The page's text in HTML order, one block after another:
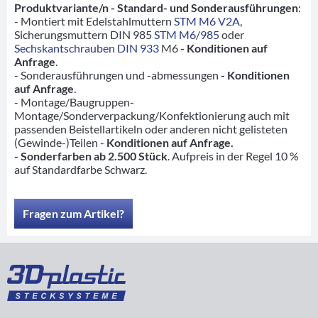
Produktvariante/n - Standard- und Sonderausführungen:
- Montiert mit Edelstahlmuttern STM M6 V2A
Sicherungsmuttern DIN 985 STM M6/985oder
Sechskantschrauben DIN 933 M6- Konditionen auf
Anfrage
- Sonderausführungen und -abmessungen - Konditionen
auf Anfrage
- Montage/Baugruppen-
Montage/Sonderverpackung/Konfektionierung auch mit
passenden Beistellartikeln oder anderen nicht gelisteten
(Gewinde-)Teilen - Konditionen auf Anfrage.
- Sonderfarben ab 2.500 Stück . Aufpreis in der Regel 10 %
auf Standardfarbe Schwarz.
Fragen zum Artikel?